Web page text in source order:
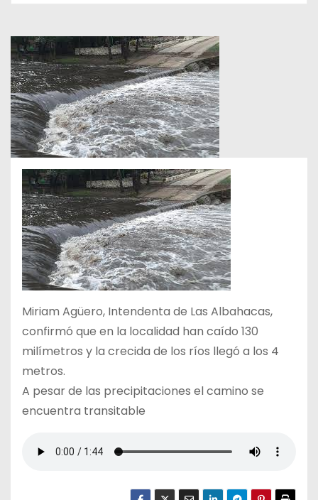
Miriam Agüero, Intendenta de Las Albahacas,
confirmó que en la localidad han caído 130
milímetros y la crecida de los ríos llegó a los 4
metros.
A pesar de las precipitaciones el camino se
encuentra transitable